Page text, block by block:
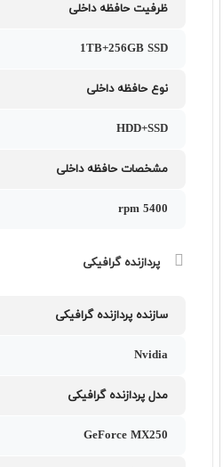
ظرفیت حافظه داخلی
1TB+256GB SSD
نوع حافظه داخلی
HDD+SSD
مشخصات حافظه داخلی
5400 rpm
پردازنده گرافیکی
سازنده پردازنده گرافیکی
Nvidia
مدل پردازنده گرافیکی
GeForce MX250